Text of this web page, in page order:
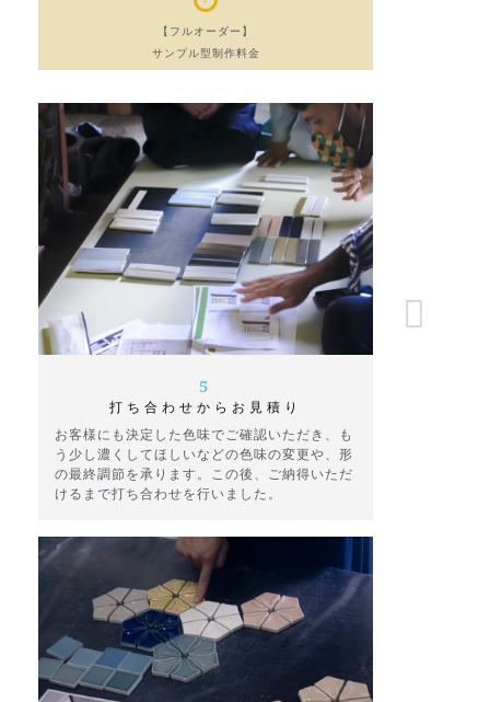
【フルオーダー】
サンプル型制作料金
5
打ち合わせからお見積り
お客様にも決定した色味でご確認いただき、も
う少し濃くしてほしいなどの色味の変更や、形
の最終調節を承ります。この後、ご納得いただ
けるまで打ち合わせを行いました。